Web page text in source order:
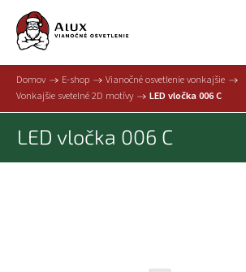
Domov / E-shop / Vianočné osvetlenie vonkajšie /
Vonkajšie svetelné 2D motívy / LED vločka 006 C
LED vločka 006 C